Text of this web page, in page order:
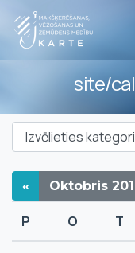
site/
« Oktobris
P O T